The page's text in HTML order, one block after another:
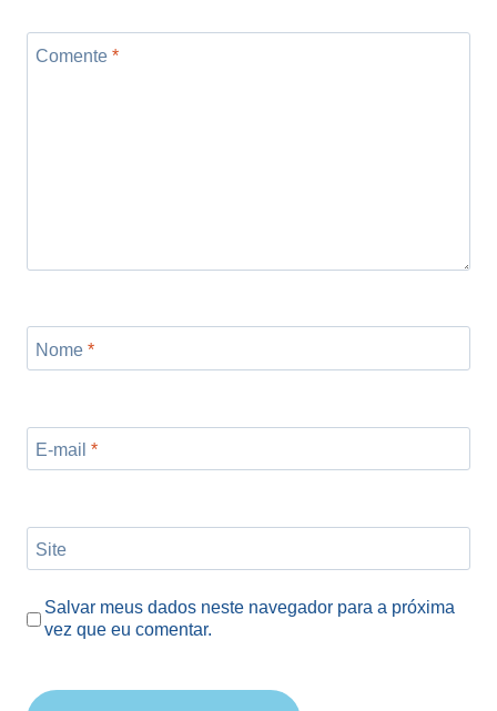
Comente *
Nome *
E-mail *
Site
Salvar meus dados neste navegador para a próxima
vez que eu comentar.